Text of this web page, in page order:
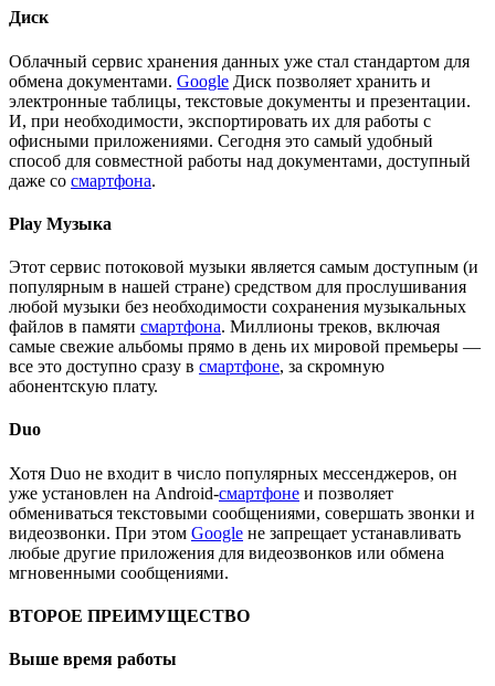
Диск
Облачный сервис хранения данных уже стал стандартом для
обмена документами. Google Диск позволяет хранить и
электронные таблицы, текстовые документы и презентации.
И, при необходимости, экспортировать их для работы с
офисными приложениями. Сегодня это самый удобный
способ для совместной работы над документами, доступный
даже со смартфона.
Play Музыка
Этот сервис потоковой музыки является самым доступным (и
популярным в нашей стране) средством для прослушивания
любой музыки без необходимости сохранения музыкальных
файлов в памяти смартфона. Миллионы треков, включая
самые свежие альбомы прямо в день их мировой премьеры —
все это доступно сразу в смартфоне, за скромную
абонентскую плату.
Duo
Хотя Duo не входит в число популярных мессенджеров, он
уже установлен на Android-смартфоне и позволяет
обмениваться текстовыми сообщениями, совершать звонки и
видеозвонки. При этом Google не запрещает устанавливать
любые другие приложения для видеозвонков или обмена
мгновенными сообщениями.
ВТОРОЕ ПРЕИМУЩЕСТВО
Выше время работы